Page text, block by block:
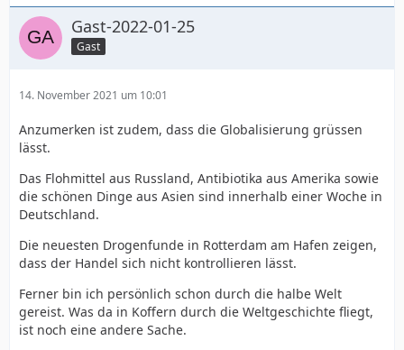
Gast-2022-01-25
Gast
14. November 2021 um 10:01
Anzumerken ist zudem, dass die Globalisierung grüssen
lässt.
Das Flohmittel aus Russland, Antibiotika aus Amerika sowie
die schönen Dinge aus Asien sind innerhalb einer Woche in
Deutschland.
Die neuesten Drogenfunde in Rotterdam am Hafen zeigen,
dass der Handel sich nicht kontrollieren lässt.
Ferner bin ich persönlich schon durch die halbe Welt
gereist. Was da in Koffern durch die Weltgeschichte fliegt,
ist noch eine andere Sache.